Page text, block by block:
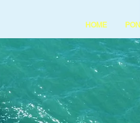
HOME